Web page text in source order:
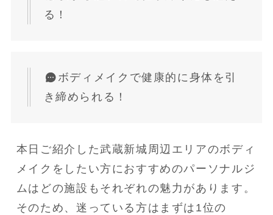
る！
ボディメイクで健康的に身体を引
き締められる！
本日ご紹介した武蔵新城周辺エリアのボディ
メイクをしたい方におすすめのパーソナルジ
ムはどの施設もそれぞれの魅力があります。
そのため、迷っている方はまずは1位の